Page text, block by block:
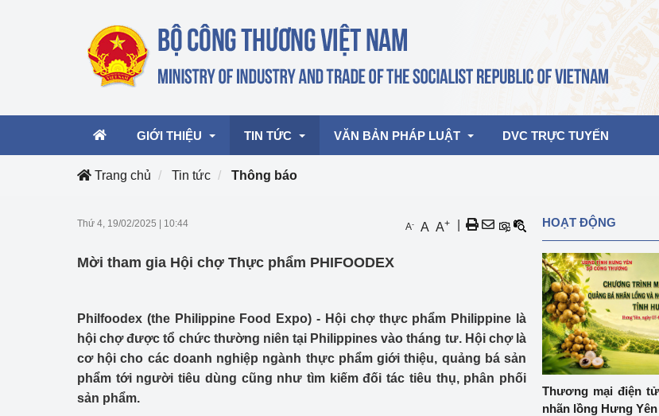
GIỚI THIỆU TIN TỨC
Hoạt động của Lãnh đạo Bộ
mại, Dịch vụ Việt Nam 2026
Hoạt động của Bộ trưởng
Công Thương - Công luận
Họp báo
VĂN BẢN PHÁP LUẬT DVC TRỰC TUYẾN
Trang chủ Tin tức Thông báo
Thứ 4, 19/02/2025 10:44 A- A A+
Mời tham gia Hội chợ Thực phẩm PHIFOODEX
Philfoodex (the Philippine Food Expo) - Hội chợ thực phẩm Philippine là
hội chợ được tổ chức thường niên tại Philippines vào tháng tư. Hội chợ là
cơ hội cho các doanh nghiệp ngành thực phẩm giới thiệu, quảng bá sản
phẩm tới người tiêu dùng cũng như tìm kiếm đối tác tiêu thụ, phân phối
sản phẩm.
HOẠT ĐỘNG
Thương mại điện
nhãn lồng Hưng Yên